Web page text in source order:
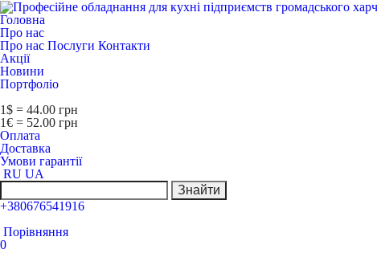
Головна
Про нас
Про нас Послуги Контакти
Акції
Новини
Портфоліо
1$ = 44.00 грн
1€ = 52.00 грн
Оплата
Доставка
Умови гарантії
RU UA
Знайти
+380676541916
Порівняння
0